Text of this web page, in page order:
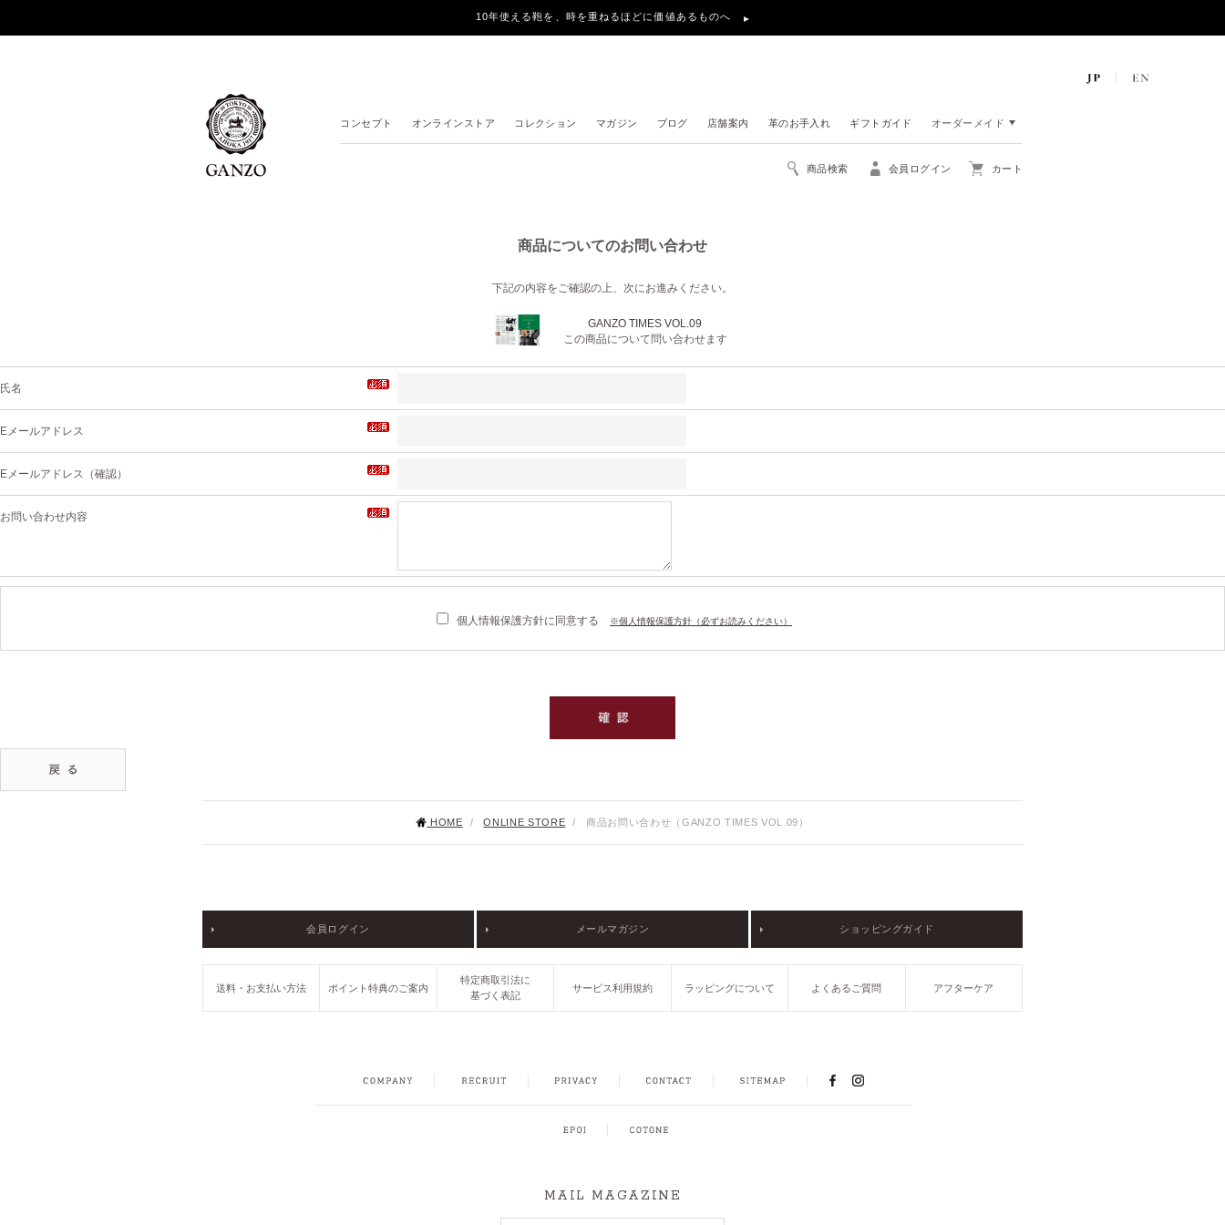
10年使える鞄を、時を重ねるほどに価値あるものへ
コンセプト オンラインストア コレクション マガジン ブログ 店舗案内 革のお手入れ ギフトガイド オーダーメイド
商品検索 会員ログイン カート
商品についてのお問い合わせ
下記の内容をご確認の上、次にお進みください。
GANZO TIMES VOL.09
この商品について問い合わせます
氏名
Eメールアドレス
Eメールアドレス（確認）
お問い合わせ内容
個人情報保護方針に同意する ※個人情報保護方針（必ずお読みください）
HOME / ONLINE STORE / 商品お問い合わせ（GANZO TIMES VOL.09）
会員ログイン メールマガジン ショッピングガイド
送料・お支払い方法 ポイント特典のご案内
特定商取引法に
基づく表記
サービス利用規約 ラッピングについて よくあるご質問 アフターケア
PRIVACY POLICY CONTACT SITEMAP FACEBOOKINSTAGRAM
MAIL MAGAZINE